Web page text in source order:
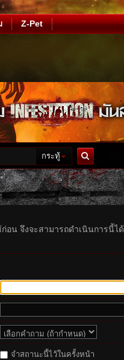
Z-Pet
กระทู้
ค้นหา
อน จึงจะสามารถดำเนินการนี้ได้
จำสถานะนี้ไว้ในครั้งหน้า